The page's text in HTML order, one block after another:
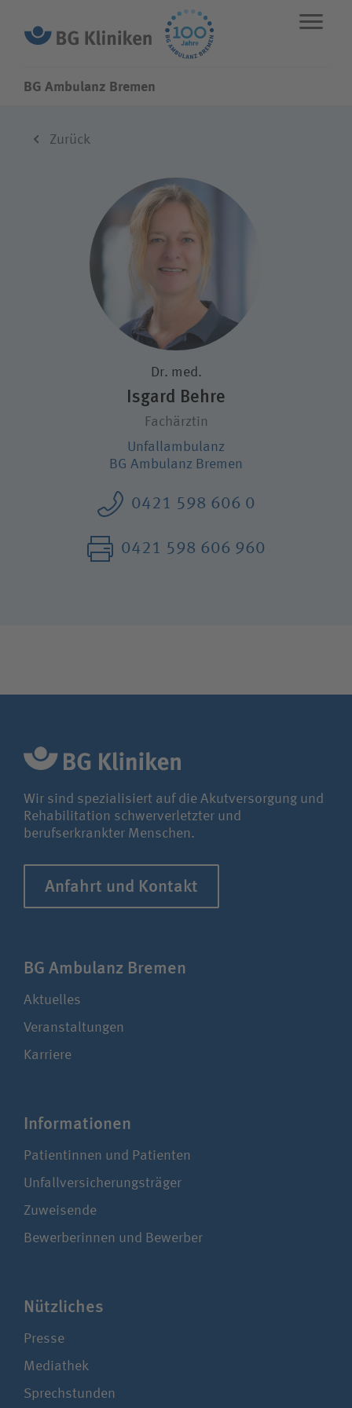
Wie können wir Ihnen helfen?
Patientin / Patient
Journalistin / Journalist
BG Ambulanz Bremen
Zurück
Dr. med.
Isgard Behre
Fachärztin
Unfall­ambulanz
BG Ambulanz Bremen
0421 598 606 0
0421 598 606 960
Wir sind spezialisiert auf die Akutversorgung und
Rehabilitation schwerverletzter und
berufserkrankter Menschen.
Anfahrt und Kontakt
BG Ambulanz Bremen
Aktuelles
Veranstaltungen
Karriere
Infor­ma­ti­onen
Patientinnen und Patienten
Unfallversicherungsträger
Zuweisende
Bewerberinnen und Bewerber
Nützliches
Presse
Mediathek
Sprechstunden